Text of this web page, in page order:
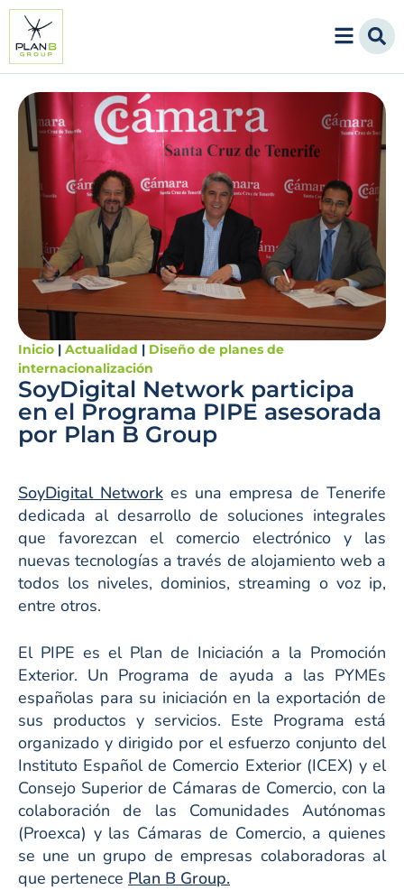
Inicio | Actualidad | Diseño de planes de
internacionalización
SoyDigital Network participa
en el Programa PIPE asesorada
por Plan B Group
SoyDigital Network es una empresa de Tenerife
dedicada al desarrollo de soluciones integrales
que favorezcan el comercio electrónico y las
nuevas tecnologías a través de alojamiento web a
todos los niveles, dominios, streaming o voz ip,
entre otros.
El PIPE es el Plan de Iniciación a la Promoción
Exterior. Un Programa de ayuda a las PYMEs
españolas para su iniciación en la exportación de
sus productos y servicios. Este Programa está
organizado y dirigido por el esfuerzo conjunto del
Instituto Español de Comercio Exterior (ICEX) y el
Consejo Superior de Cámaras de Comercio, con la
colaboración de las Comunidades Autónomas
(Proexca) y las Cámaras de Comercio, a quienes
se une un grupo de empresas colaboradoras al
que pertenece Plan B Group.